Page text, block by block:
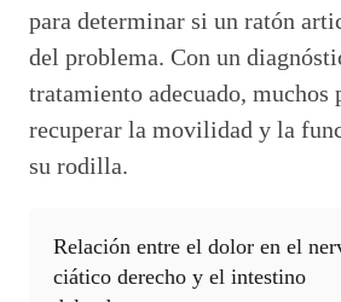
para determinar si un ratón
del problema. Con un
tratamiento adecuado, muchos
recuperar la movilidad y la
su rodilla.
Relación entre el dolor en el
ciático derecho y el intestino